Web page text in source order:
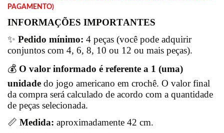
PAGAMENTO)
INFORMAÇÕES IMPORTANTES
✨ Pedido mínimo: 4 peças (você pode adquirir
conjuntos com 4, 6, 8, 10 ou 12 ou mais peças).
💰 O valor informado é referente a 1 (uma)
unidade do jogo americano em crochê. O valor final
da compra será calculado de acordo com a quantidade
de peças selecionada.
📏 Medida: aproximadamente 42 cm.